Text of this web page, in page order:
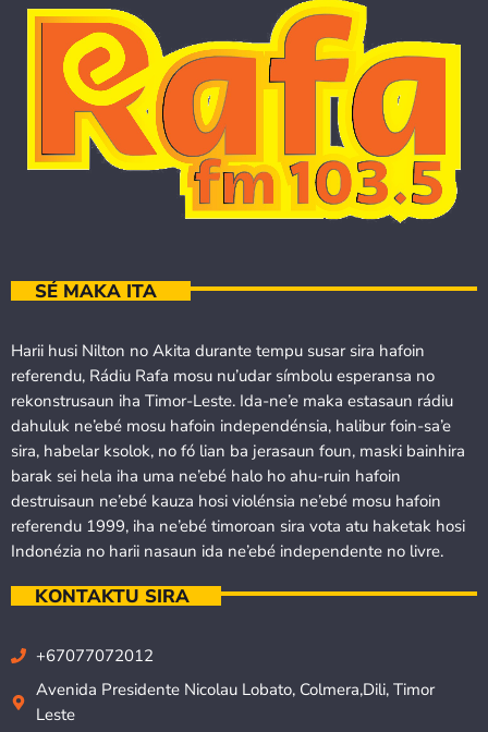
SÉ MAKA ITA
Harii husi Nilton no Akita durante tempu susar sira hafoin
referendu, Rádiu Rafa mosu nu’udar símbolu esperansa no
rekonstrusaun iha Timor-Leste. Ida-ne’e maka estasaun rádiu
dahuluk ne’ebé mosu hafoin independénsia, halibur foin-sa’e
sira, habelar ksolok, no fó lian ba jerasaun foun, maski bainhira
barak sei hela iha uma ne’ebé halo ho ahu-ruin hafoin
destruisaun ne’ebé kauza hosi violénsia ne’ebé mosu hafoin
referendu 1999, iha ne’ebé timoroan sira vota atu haketak hosi
Indonézia no harii nasaun ida ne’ebé independente no livre.
KONTAKTU SIRA
+67077072012
Avenida Presidente Nicolau Lobato, Colmera,Dili, Timor
Leste